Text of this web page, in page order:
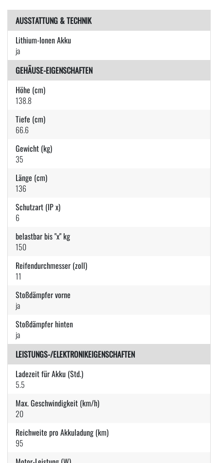
AUSSTATTUNG & TECHNIK
Lithium-Ionen Akku
ja
GEHÄUSE-EIGENSCHAFTEN
Höhe (cm)
138.8
Tiefe (cm)
66.6
Gewicht (kg)
35
Länge (cm)
136
Schutzart (IP x)
6
belastbar bis "x" kg
150
Reifendurchmesser (zoll)
11
Stoßdämpfer vorne
ja
Stoßdämpfer hinten
ja
LEISTUNGS-/ELEKTRONIKEIGENSCHAFTEN
Ladezeit für Akku (Std.)
5.5
Max. Geschwindigkeit (km/h)
20
Reichweite pro Akkuladung (km)
95